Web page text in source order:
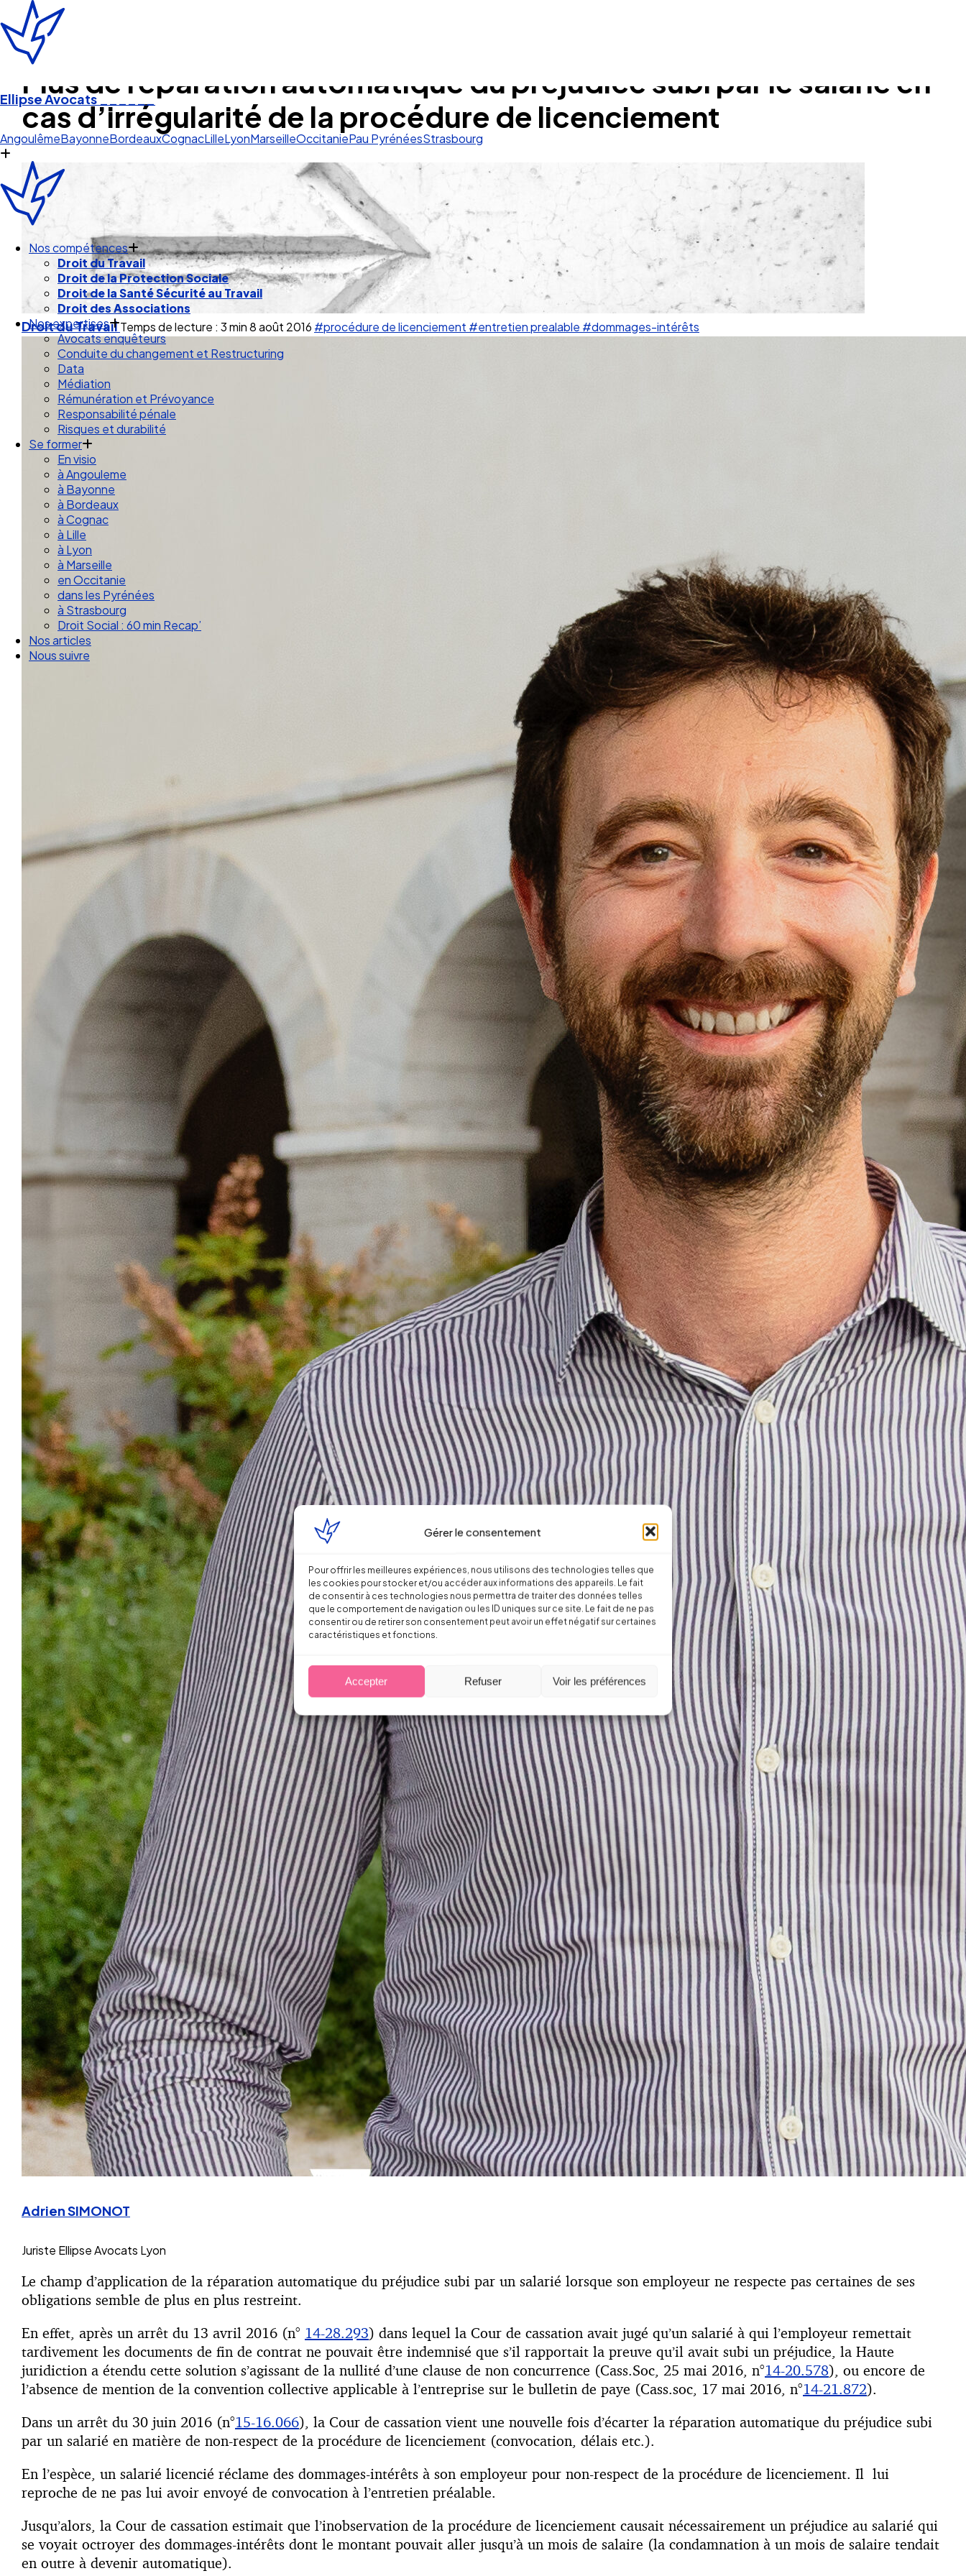
Gérer le consentement
Pour offrir les meilleures expériences, nous utilisons des technologies telles que
les cookies pour stocker et/ou accéder aux informations des appareils. Le fait
de consentir à ces technologies nous permettra de traiter des données telles
que le comportement de navigation ou les ID uniques sur ce site. Le fait de ne pas
consentir ou de retirer son consentement peut avoir un effet négatif sur certaines
caractéristiques et fonctions.
Accepter Refuser Voir les préférences
Ellipse Avocats______
Pau Pyrénées
Angoulême
Nos compétences
Droit du Travail
Droit de la Protection Sociale
Droit de la Santé Sécurité au Travail
Droit des Associations
Nos expertises
Avocats enquêteurs
Conduite du changement et Restructuring
Data
Médiation
Rémunération et Prévoyance
Responsabilité pénale
Risques et durabilité
Se former
En visio
à Angouleme
à Bayonne
à Bordeaux
à Cognac
à Lille
à Lyon
à Marseille
en Occitanie
dans les Pyrénées
à Strasbourg
Droit Social : 60 min Recap’
Nos articles
Plus de réparation automatique du préjudice subi par le salarié en
cas d’irrégularité de la procédure de licenciement
Droit du TravailTemps de lecture : 3 min8 août 2016 #procédure de licenciement #entretien prealable #dommages-intérêts
Adrien SIMONOT
Juriste Ellipse Avocats Lyon
Le champ d’application de la réparation automatique du préjudice subi par un salarié lorsque son employeur ne respecte pas certaines de ses
obligations semble de plus en plus restreint.
En effet, après un arrêt du 13 avril 2016 (n° 14-28.293) dans lequel la Cour de cassation avait jugé qu’un salarié à qui l’employeur remettait
tardivement les documents de fin de contrat ne pouvait être indemnisé que s’il rapportait la preuve qu’il avait subi un préjudice, la Haute
juridiction a étendu cette solution s’agissant de la nullité d’une clause de non concurrence (Cass.Soc, 25 mai 2016, n°14-20.578), ou encore de
l’absence de mention de la convention collective applicable à l’entreprise sur le bulletin de paye (Cass.soc, 17 mai 2016, n°14-21.872).
Dans un arrêt du 30 juin 2016 (n°15-16.066), la Cour de cassation vient une nouvelle fois d’écarter la réparation automatique du préjudice subi
par un salarié en matière de non-respect de la procédure de licenciement (convocation, délais etc.).
En l’espèce, un salarié licencié réclame des dommages-intérêts à son employeur pour non-respect de la procédure de licenciement. Il lui
reproche de ne pas lui avoir envoyé de convocation à l’entretien préalable.
Jusqu’alors, la Cour de cassation estimait que l’inobservation de la procédure de licenciement causait nécessairement un préjudice au salarié qui
se voyait octroyer des dommages-intérêts dont le montant pouvait aller jusqu’à un mois de salaire (la condamnation à un mois de salaire tendait
en outre à devenir automatique).